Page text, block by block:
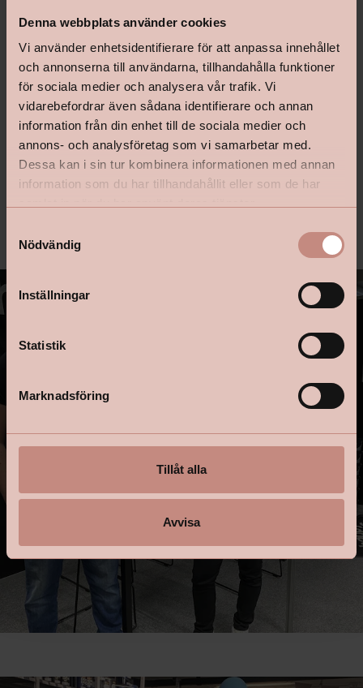
Denna webbplats använder cookies
Vi använder enhetsidentifierare för att anpassa innehållet
och annonserna till användarna, tillhandahålla funktioner
för sociala medier och analysera vår trafik. Vi
vidarebefordrar även sådana identifierare och annan
information från din enhet till de sociala medier och
annons- och analysföretag som vi samarbetar med.
Dessa kan i sin tur kombinera informationen med annan
information som du har tillhandahållit eller som de har
m
t
v
Nödvändig
Inställningar
Statistik
Marknadsföring
Tillåt alla
Avvisa
Happy Homes Värmdö
Happy Homes Västerås Runes färger
Happy Homes Växjö Färg & Tapet
Happy Homes Åseda